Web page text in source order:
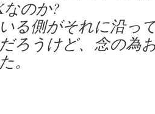
のか?
る側がそれに沿っ
ろうけど、念の為
。